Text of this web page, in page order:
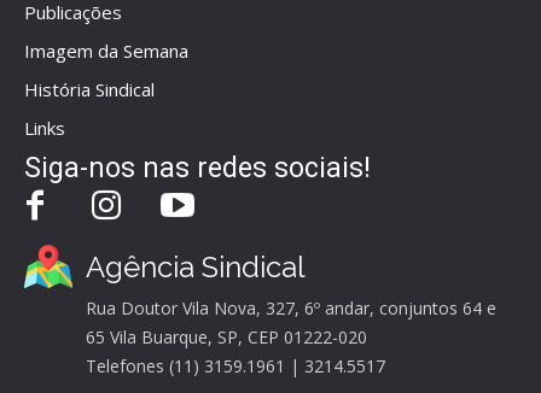
Publicações
Imagem da Semana
História Sindical
Links
Siga-nos nas redes sociais!
Agência Sindical
Rua Doutor Vila Nova, 327, 6º andar, conjuntos 64 e
65 Vila Buarque, SP, CEP 01222-020
Telefones (11) 3159.1961 | 3214.5517